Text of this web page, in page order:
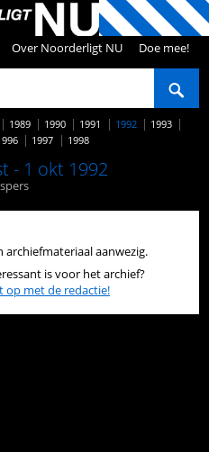
Over Noorderligt NU Doe mee!
1989 1990 1991 1992
1993
1997 1998
- 1 okt 1992
archiefmateriaal aanwezig.
is voor het archief?
op met de redactie!